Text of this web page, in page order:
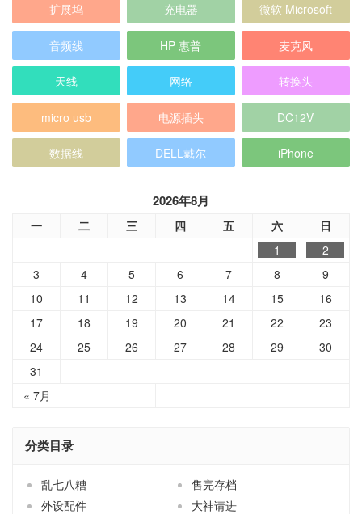
扩展坞 充电器 微软 Microsoft
音频线 HP 惠普 麦克风
天线 网络 转换头
micro usb 电源插头 DC12V
数据线 DELL戴尔 iPhone
2026年8月
一 二 三 四 五 六 日
« 7月
1
2
3
4 5 6 7 8
9
10
11 12 13 14 15
16
17
18 19 20 21 22
23
24
25 26 27 28 29
30
31
分类目录
乱七八糟
售完存档
外设配件
大神请进